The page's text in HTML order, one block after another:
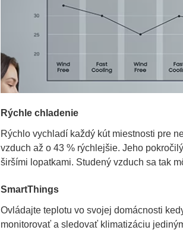
Rýchle chladenie
Rýchlo vychladí každý kút miestnosti pre
vzduch až o 43 % rýchlejšie. Jeho
širšími lopatkami. Studený vzduch sa tak
SmartThings
Ovládajte teplotu vo svojej domácnosti
monitorovať a sledovať klimatizáciu